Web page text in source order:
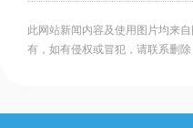
此网站新闻内容及使用图片均来
有，如有侵权或冒犯，请联系删